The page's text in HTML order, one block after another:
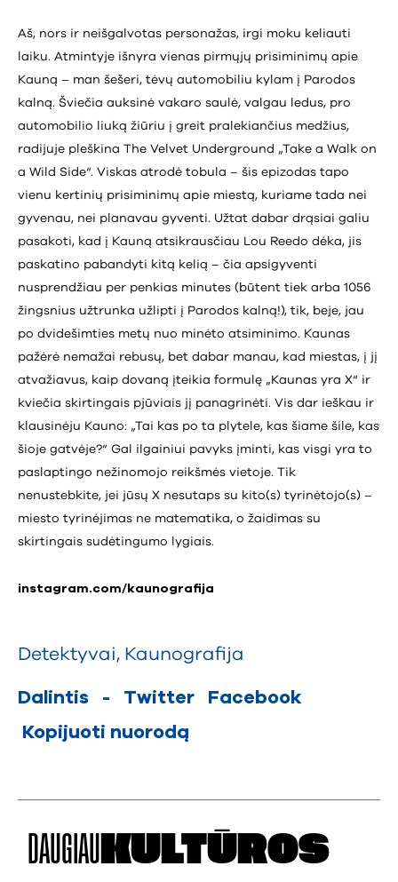
Aš, nors ir neišgalvotas personažas, irgi moku keliauti
laiku. Atmintyje išnyra vienas pirmųjų prisiminimų apie
Kauną – man šešeri, tėvų automobiliu kylam į Parodos
kalną. Šviečia auksinė vakaro saulė, valgau ledus, pro
automobilio liuką žiūriu į greit pralekiančius medžius,
radijuje pleškina The Velvet Underground „Take a Walk on
a Wild Side“. Viskas atrodė tobula – šis epizodas tapo
vienu kertinių prisiminimų apie miestą, kuriame tada nei
gyvenau, nei planavau gyventi. Užtat dabar drąsiai galiu
pasakoti, kad į Kauną atsikrausčiau Lou Reedo dėka, jis
paskatino pabandyti kitą kelią – čia apsigyventi
nusprendžiau per penkias minutes (būtent tiek arba 1056
žingsnius užtrunka užlipti į Parodos kalną!), tik, beje, jau
po dvidešimties metų nuo minėto atsiminimo. Kaunas
pažėrė nemažai rebusų, bet dabar manau, kad miestas, į jį
atvažiavus, kaip dovaną įteikia formulę „Kaunas yra X“ ir
kviečia skirtingais pjūviais jį panagrinėti. Vis dar ieškau ir
klausinėju Kauno: „Tai kas po ta plytele, kas šiame šile, kas
šioje gatvėje?“ Gal ilgainiui pavyks įminti, kas visgi yra to
paslaptingo nežinomojo reikšmės vietoje. Tik
nenustebkite, jei jūsų X nesutaps su kito(s) tyrinėtojo(s) –
miesto tyrinėjimas ne matematika, o žaidimas su
skirtingais sudėtingumo lygiais.
instagram.com/kaunografija
Detektyvai, Kaunografija
Dalintis - Twitter
Facebook
Kopijuoti nuorodą
DAUGIAU KULTŪROS